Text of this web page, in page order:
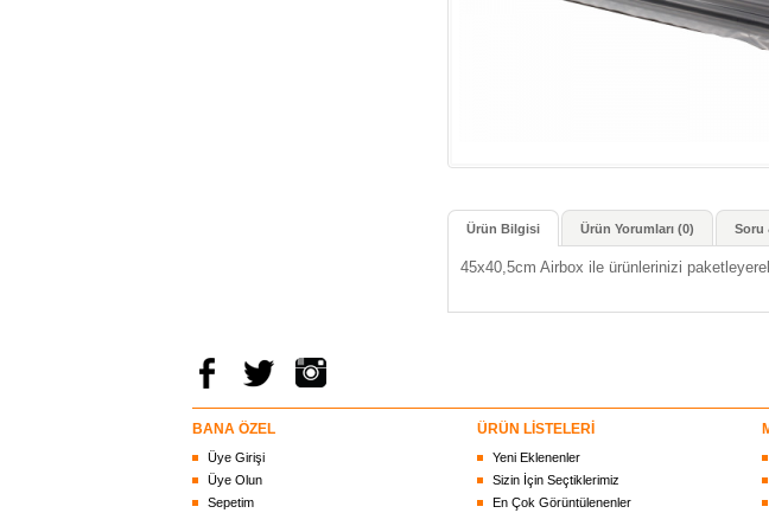
Ürün Bilgisi Ürün Yorumları (0) Soru
45x40,5cm Airbox ile ürünlerinizi
BANA ÖZEL
Üye Girişi
Üye Olun
Sepetim
ÜRÜN LİSTELERİ
Yeni Eklenenler
Sizin İçin Seçtiklerimiz
En Çok Görüntülenenler